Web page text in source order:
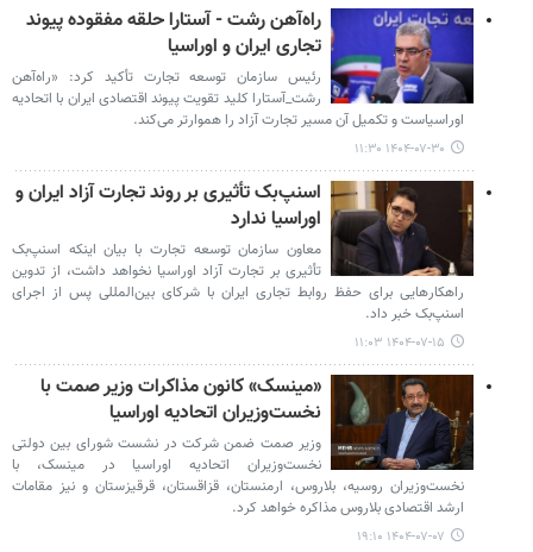
راه‌آهن رشت - آستارا حلقه مفقوده پیوند
تجاری ایران و اوراسیا
رئیس سازمان توسعه تجارت تأکید کرد: «راه‌آهن
رشت_آستارا کلید تقویت پیوند اقتصادی ایران با اتحادیه
اوراسیاست و تکمیل آن مسیر تجارت آزاد را هموارتر می‌کند.
۱۴۰۴-۰۷-۳۰ ۱۱:۳۰
اسنپ‌بک تأثیری بر روند تجارت آزاد ایران و
اوراسیا ندارد
معاون سازمان توسعه تجارت با بیان اینکه اسنپ‌بک
تأثیری بر تجارت آزاد اوراسیا نخواهد داشت، از تدوین
راهکارهایی برای حفظ روابط تجاری ایران با شرکای بین‌المللی پس از اجرای
اسنپ‌بک خبر داد.
۱۴۰۴-۰۷-۱۵ ۱۱:۰۳
«مینسک» کانون مذاکرات وزیر صمت با
نخست‌وزیران اتحادیه اوراسیا
وزیر صمت ضمن شرکت در نشست شورای بین دولتی
نخست‌وزیران اتحادیه اوراسیا در مینسک، با
نخست‌وزیران روسیه، بلاروس، ارمنستان، قزاقستان، قرقیزستان و نیز مقامات
ارشد اقتصادی بلاروس مذاکره خواهد کرد.
۱۴۰۴-۰۷-۰۷ ۱۹:۱۰